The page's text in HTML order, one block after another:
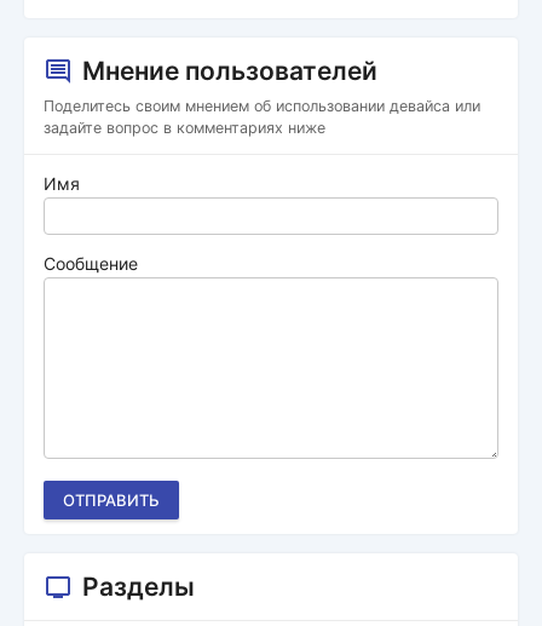
Мнение пользователей
Поделитесь своим мнением об использовании девайса или
задайте вопрос в комментариях ниже
Имя
Сообщение
ОТПРАВИТЬ
Разделы